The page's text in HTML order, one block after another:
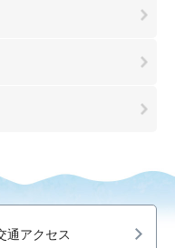
通アクセス